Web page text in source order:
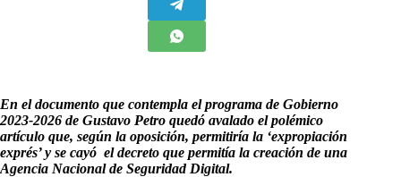
En el documento que contempla el programa de Gobierno
2023-2026 de Gustavo Petro quedó avalado el polémico
artículo que, según la oposición, permitiría la ‘expropiación
exprés’ y se cayó el decreto que permitía la creación de una
Agencia Nacional de Seguridad Digital.